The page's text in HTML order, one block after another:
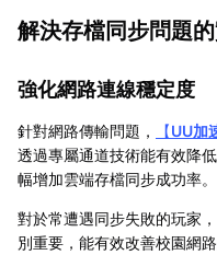
解決存檔同步問題
強化網路連線穩定度
針對網路傳輸問題， 【UU加
透過專屬通道技術能有效降
幅增加雲端存檔同步成功率。
對於常遭遇同步失敗的玩家
別重要，能有效改善校園網